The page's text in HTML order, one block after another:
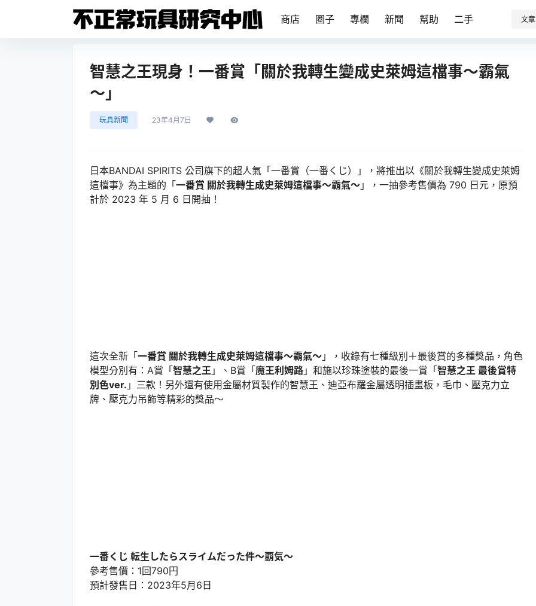
商店 圈子 專欄 新聞 幫助 二手 文章
智慧之王現身！一番賞「關於我轉生變成史萊姆這檔事～霸氣
～」
玩具新聞 23年4月7日
日本BANDAI SPIRITS 公司旗下的超人氣「一番賞（一番くじ）」，將推出以《關於我轉生變成史萊姆
這檔事》為主題的「一番賞 關於我轉生成史萊姆這檔事～霸氣～ 」，一抽參考售價為 790 日元，原預
計於 2023 年 5 月 6 日開抽！
這次全新「一番賞 關於我轉生成史萊姆這檔事～霸氣～ 」，收錄有七種級別＋最後賞的多種獎品，角色
模型分別有：A賞「智慧之王 」、B賞「魔王利姆路 」和施以珍珠塗裝的最後一賞「智慧之王 最後賞特
別色ver. 」三款！另外還有使用金屬材質製作的智慧王、迪亞布羅金屬透明插畫板，毛巾、壓克力立
牌、壓克力吊飾等精彩的獎品～
一番くじ 転生したらスライムだった件～覇気～
參考售價：1回790円
預計發售日：2023年5月6日